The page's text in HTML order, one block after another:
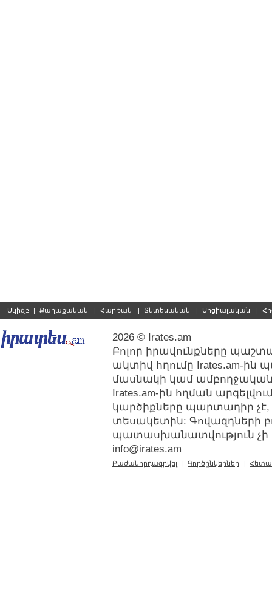
Սկիզբ | Քաղաքական | Հարթակ | Տնտեսական | Սոցիալական |
2026 © Irates.am
Բոլոր իրավունքները
ակտիվ հղումը Irates.am-ին
մասնակի կամ
Irates.am-ին հղման
կարծիքները պարտադիր չէ,
տեսակետին: Գովազդների
պատասխանատվություն չի
info@irates.am
Բաժանորդագրվել | Գործընկերներ |